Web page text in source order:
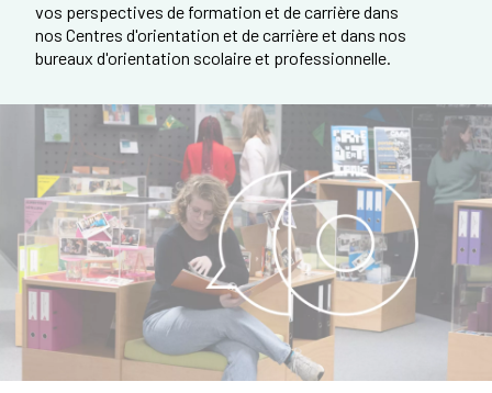
vos perspectives de formation et de carrière dans
nos Centres d'orientation et de carrière et dans nos
bureaux d'orientation scolaire et professionnelle.